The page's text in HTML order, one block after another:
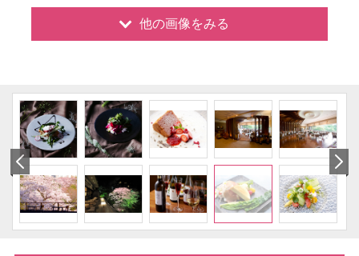
他の画像をみる